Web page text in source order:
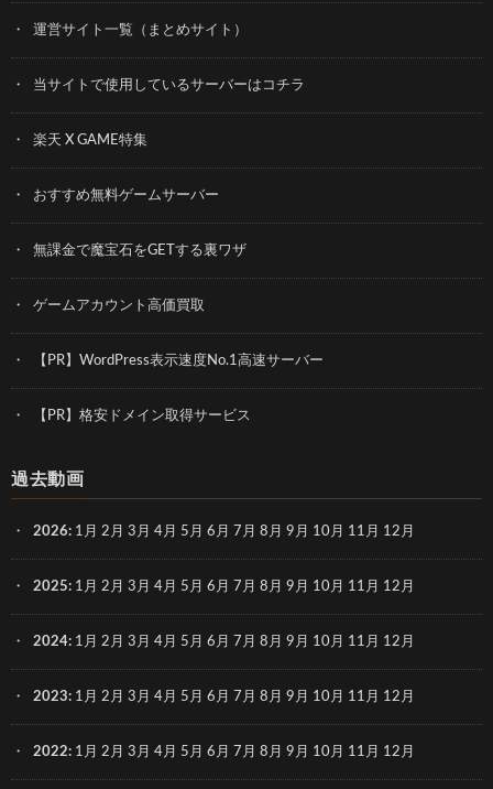
運営サイト一覧（まとめサイト）
当サイトで使用しているサーバーはコチラ
楽天 X GAME特集
おすすめ無料ゲームサーバー
無課金で魔宝石をGETする裏ワザ
ゲームアカウント高価買取
【PR】WordPress表示速度No.1高速サーバー
【PR】格安ドメイン取得サービス
過去動画
2026: 1月 2月 3月 4月 5月 6月 7月 8月 9月 10月 11月 12月
2025: 1月 2月 3月 4月 5月 6月 7月 8月 9月 10月 11月 12月
2024: 1月 2月 3月 4月 5月 6月 7月 8月 9月 10月 11月 12月
2023: 1月 2月 3月 4月 5月 6月 7月 8月 9月 10月 11月 12月
2022: 1月 2月 3月 4月 5月 6月 7月 8月 9月 10月 11月 12月